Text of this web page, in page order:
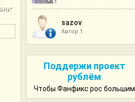
sazov
Автор 1
Поддержи проект
рублём
Чтобы Фанфикс рос большим